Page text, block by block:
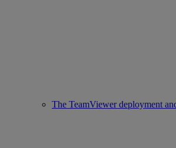
The TeamViewer deployment